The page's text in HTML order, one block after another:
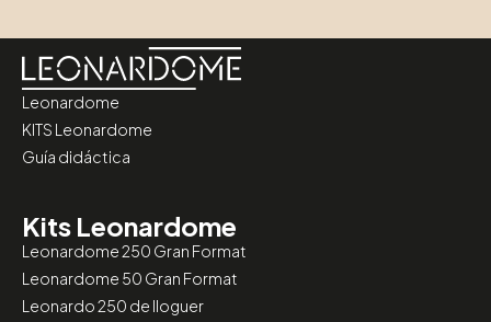
Leonardome
KITS Leonardome
Guía didáctica
Kits Leonardome
Leonardome 250 Gran Format
Leonardome 50 Gran Format
Leonardo 250 de lloguer